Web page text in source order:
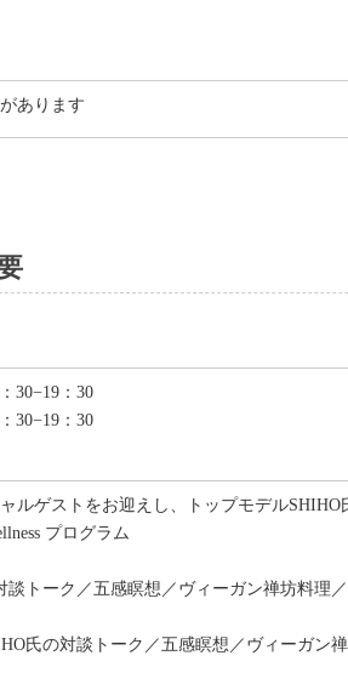
あります
30−19：30
30−19：30
ルゲストをお迎えし、トップモデル
プログラム
トーク／五感瞑想／ヴィーガン禅坊料理
氏の対談トーク／五感瞑想／ヴィーガン